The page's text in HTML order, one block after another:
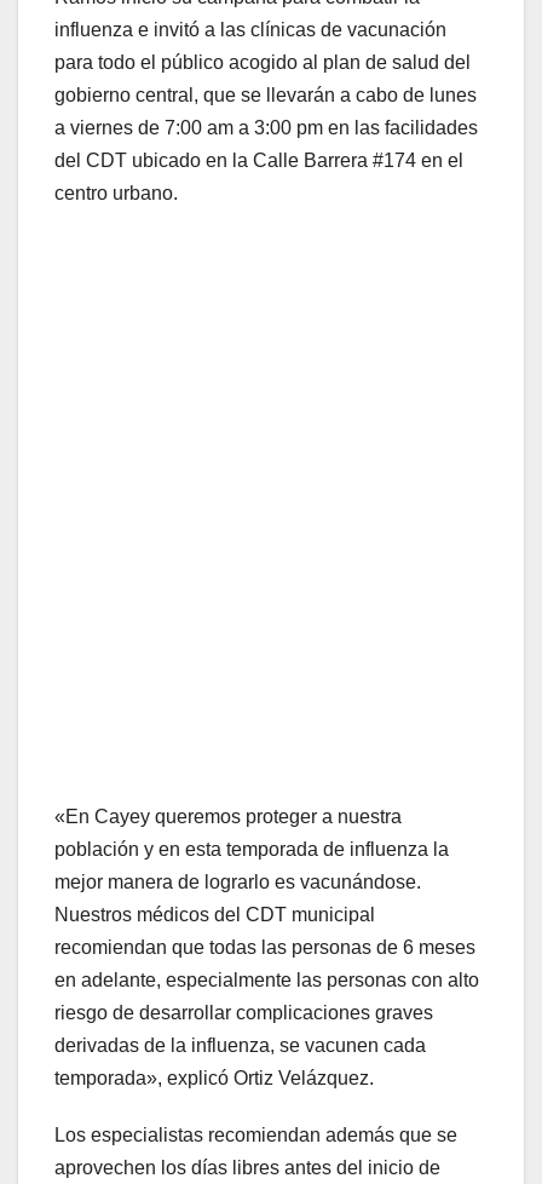
influenza e invitó a las clínicas de vacunación
para todo el público acogido al plan de salud del
gobierno central, que se llevarán a cabo de lunes
a viernes de 7:00 am a 3:00 pm en las facilidades
del CDT ubicado en la Calle Barrera #174 en el
centro urbano.
«En Cayey queremos proteger a nuestra
población y en esta temporada de influenza la
mejor manera de lograrlo es vacunándose.
Nuestros médicos del CDT municipal
recomiendan que todas las personas de 6 meses
en adelante, especialmente las personas con alto
riesgo de desarrollar complicaciones graves
derivadas de la influenza, se vacunen cada
temporada», explicó Ortiz Velázquez.
Los especialistas recomiendan además que se
aprovechen los días libres antes del inicio de